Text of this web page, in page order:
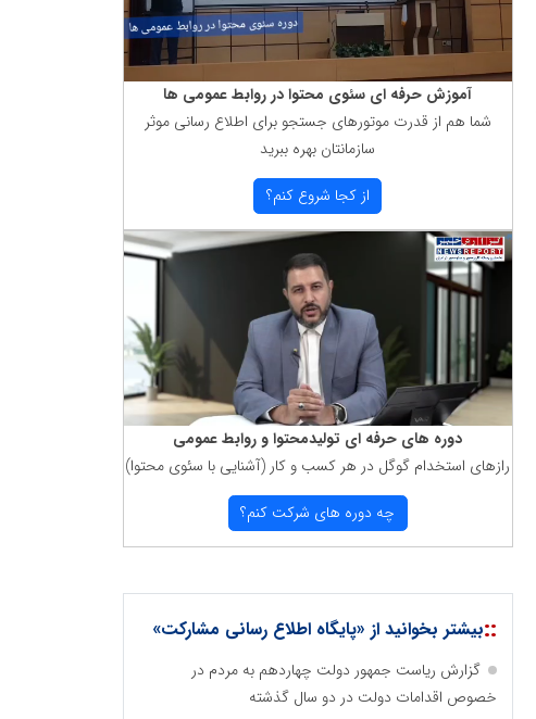
آموزش حرفه ای سئوی محتوا در روابط عمومی ها
شما هم از قدرت موتورهای جستجو برای اطلاع رسانی موثر
سازمانتان بهره ببرید
از كجا شروع كنم؟
دوره های حرفه ای تولیدمحتوا و روابط عمومی
رازهای استخدام گوگل در هر كسب و كار (آشنایی با سئوی محتوا)
چه دوره های شركت كنم؟
::بیشتر بخوانید از «پایگاه اطلاع رسانی مشارکت»
گزارش ریاست جمهور دولت چهاردهم به مردم در
خصوص اقدامات دولت در دو سال گذشته